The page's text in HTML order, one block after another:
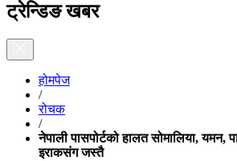
ट्रेन्डिङ खबर
होमपेज
/
रोचक
/
नेपाली पासपोर्टको हालत सोमालिया, यमन,
इराकसंग जस्तै